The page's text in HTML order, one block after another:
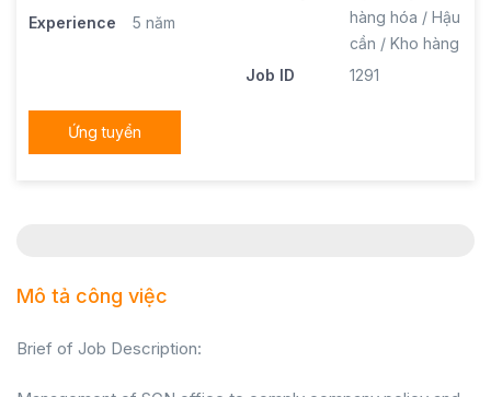
Experience
5 năm
hàng hóa / Hậu
cần / Kho hàng
Job ID
1291
Ứng tuyển
Mô tả công việc
Brief of Job Description: